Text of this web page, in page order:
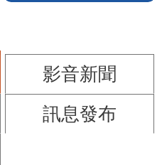
影音新聞
訊息發布